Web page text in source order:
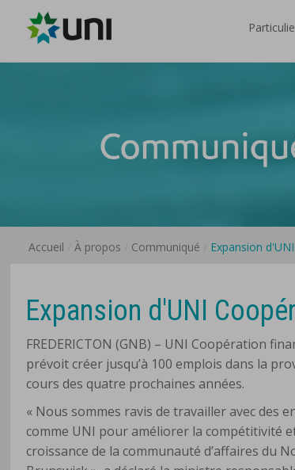
Accueil À propos Communiqué Expansion
Expansion d'UNI
FREDERICTON (GNB) – UNI Coopération
prévoit créer jusqu’à 100 emplois dans la
cours des quatre prochaines années.
« Nous sommes ravis de travailler avec des
comme UNI pour améliorer la compétitivité
croissance de la communauté d’affaires du